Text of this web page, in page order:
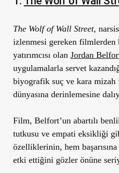
The Wolf of Wall Street,
izlenmesi gereken
yatırımcısı olan Jordan
uygulamalarla servet
biyografik suç ve kara
dünyasına derinlemesine
Film, Belfort’un abartılı
tutkusu ve empati eksikliği
özelliklerinin, hem
etki ettiğini gözler önüne